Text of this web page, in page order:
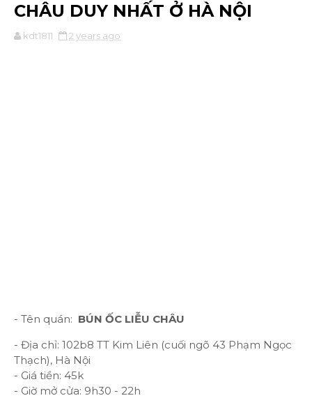
CHÂU DUY NHẤT Ở HÀ NỘI
kdt1811 2 years ago
- Tên quán: BÚN ỐC LIỄU CHÂU
- Địa chỉ: 102b8 TT Kim Liên (cuối ngõ 43 Phạm Ngọc
Thạch), Hà Nội
- Giá tiền: 45k
- Giờ mở cửa: 9h30 - 22h